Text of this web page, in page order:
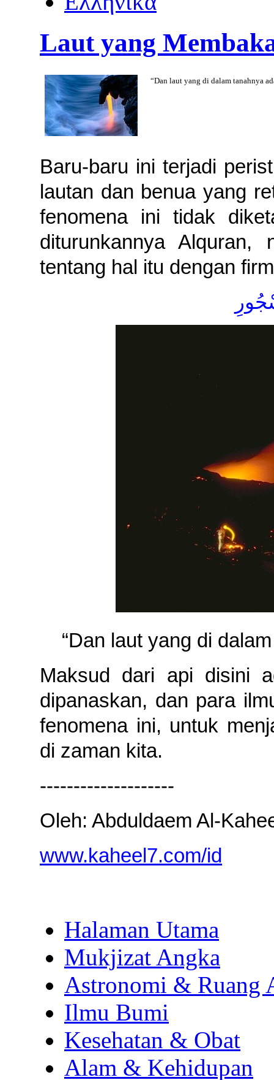
Laut yang
“Dan laut yang di dalam tanahnya
Baru-baru ini terjadi
lautan dan benua yang
fenomena ini tidak
diturunkannya Alquran,
tentang hal itu dengan
“Dan laut yang di
Maksud dari api disini
dipanaskan, dan para
fenomena ini, untuk
di zaman kita.
--------------------
Oleh: Abduldaem Al-
www.kaheel7.com/id
Halaman Utama
Mukjizat Angka
Astronomi & Ruang
Ilmu Bumi
Kesehatan & Obat
Alam & Kehidupan